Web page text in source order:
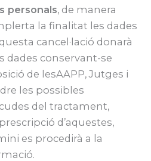
personals, de manera
la finalitat les dades
cancel·lació donarà
dades conservant-se
de lesAAPP, Jutges i
les possibles
del tractament,
d’aquestes,
es procedirà a la